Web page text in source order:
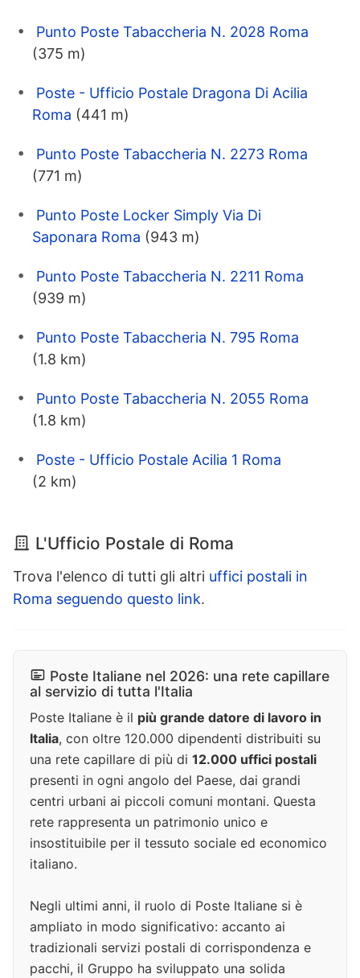
Punto Poste Tabaccheria N. 2028 Roma
(375 m)
Poste - Ufficio Postale Dragona Di Acilia
Roma (441 m)
Punto Poste Tabaccheria N. 2273 Roma
(771 m)
Punto Poste Locker Simply Via Di
Saponara Roma (943 m)
Punto Poste Tabaccheria N. 2211 Roma
(939 m)
Punto Poste Tabaccheria N. 795 Roma
(1.8 km)
Punto Poste Tabaccheria N. 2055 Roma
(1.8 km)
Poste - Ufficio Postale Acilia 1 Roma
(2 km)
L'Ufficio Postale di Roma
Trova l'elenco di tutti gli altri uffici postali in
Roma seguendo questo link.
Poste Italiane nel 2026: una rete capillare
al servizio di tutta l'Italia
Poste Italiane è il più grande datore di lavoro in
Italia, con oltre 120.000 dipendenti distribuiti su
una rete capillare di più di 12.000 uffici postali
presenti in ogni angolo del Paese, dai grandi
centri urbani ai piccoli comuni montani. Questa
rete rappresenta un patrimonio unico e
insostituibile per il tessuto sociale ed economico
italiano.
Negli ultimi anni, il ruolo di Poste Italiane si è
ampliato in modo significativo: accanto ai
tradizionali servizi postali di corrispondenza e
pacchi, il Gruppo ha sviluppato una solida